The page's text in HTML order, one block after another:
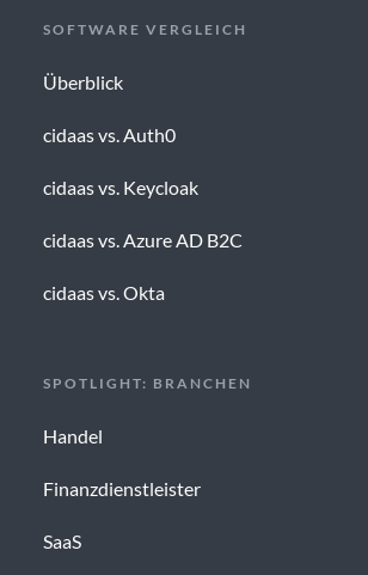
SOFTWARE VERGLEICH
Überblick
cidaas vs. Auth0
cidaas vs. Keycloak
cidaas vs. Azure AD B2C
cidaas vs. Okta
SPOTLIGHT: BRANCHEN
Handel
Finanzdienstleister
SaaS